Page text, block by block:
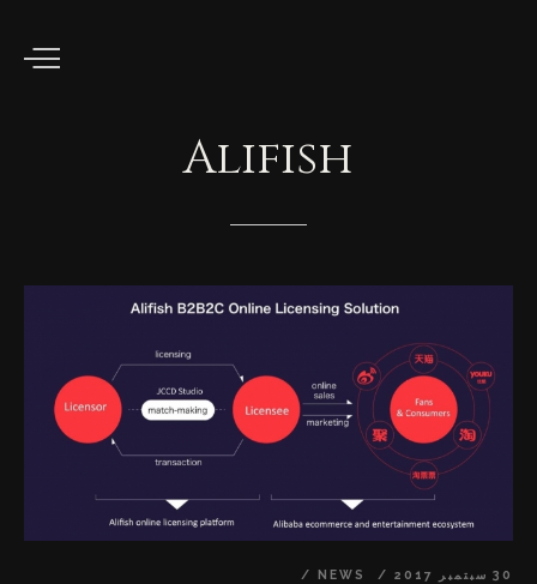
Alifish
30 سبتمبر 2017 NEWS